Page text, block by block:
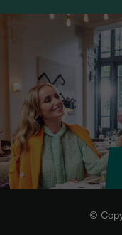
©